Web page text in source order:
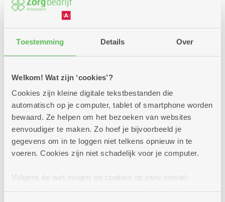
Toestemming Details Over
Welkom! Wat zijn ‘cookies’?
Cookies zijn kleine digitale tekstbestanden die
automatisch op je computer, tablet of smartphone worden
bewaard. Ze helpen om het bezoeken van websites
eenvoudiger te maken. Zo hoef je bijvoorbeeld je
gegevens om in te loggen niet telkens opnieuw in te
voeren. Cookies zijn niet schadelijk voor je computer.
Volgens de wet mogen wij cookies op jouw toestel
Een premie of andere
financiële steun?
Voor jouw verplaatsingen met de auto, een bus,